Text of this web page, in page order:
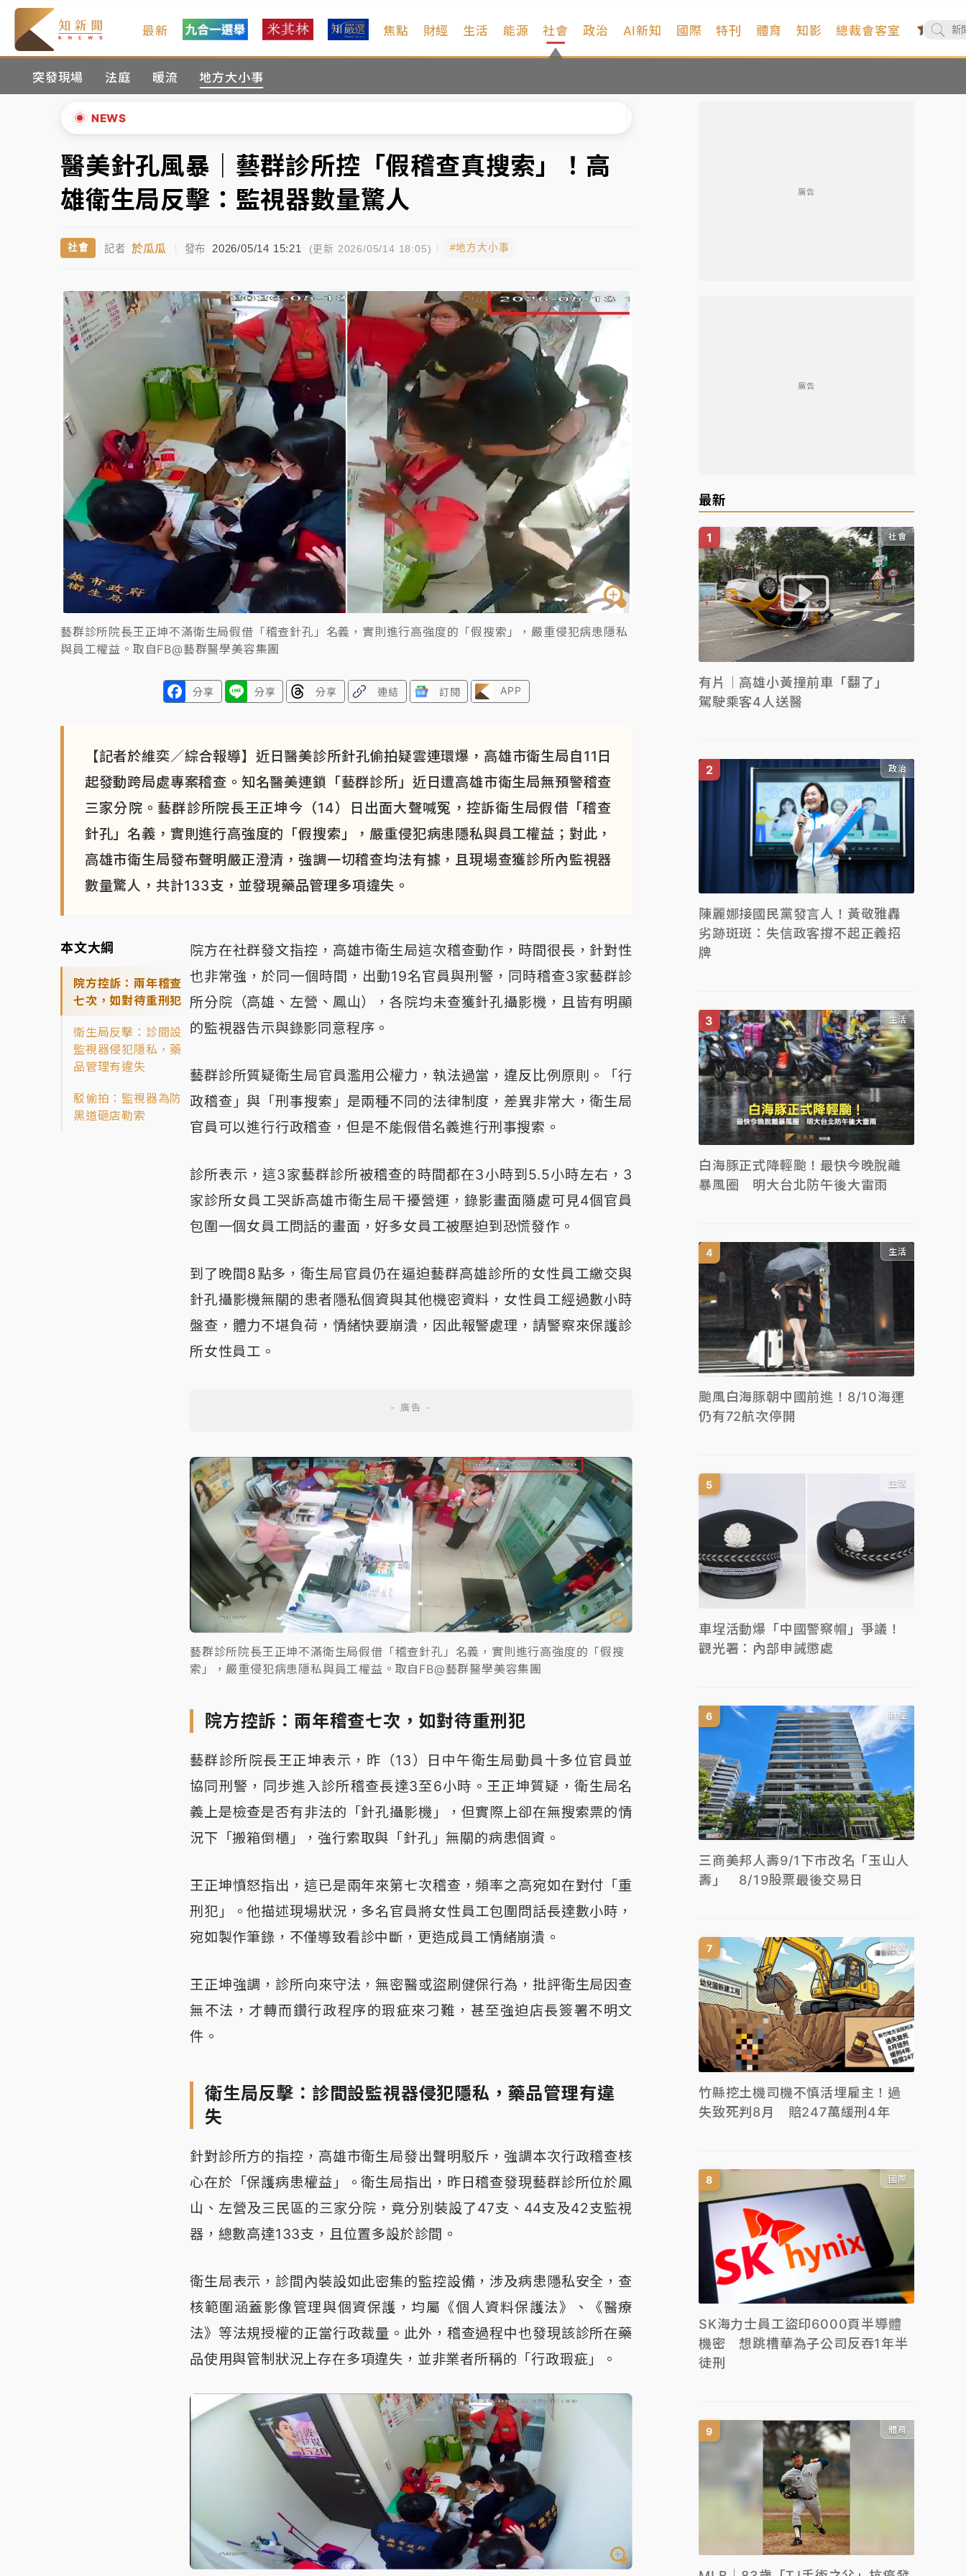
最新 焦點 財經 生活 能源 社會
突發現場 法庭 暖流 地方大小事
政治 AI新知 國際 特刊 體育 知影 總裁會客室
NEWS
日職｜ 林安可狀態正好卻因左膝疼痛下二軍 日媒感嘆「好事多磨」
韓股最壞時期已過？大摩估去槓桿完成逾半 波動率降至2個月低
「白海豚」雨炸新北！通報109件災情 侯友宜揭這類災損最多
白海豚挾豪雨狂炸新北！時雨量破百毫米 水塔、雨棚砸落毀車
日職｜ 林安可狀態正好卻因左膝疼痛下二軍 日媒感嘆「好事多磨」
「白海豚」雨炸新北！通報109件災情 侯友宜揭這類災損最多
白海豚挾豪雨狂炸新北！時雨量破百毫米 水塔、雨棚砸落毀車
▲
▼
醫美針孔風暴｜藝群診所控「假稽查真搜索」！高
雄衛生局反擊：監視器數量驚人
社會 記者 於瓜瓜 | 發布 2026/05/14 15:21 (更新 2026/05/14 18:05) #地方大小事
藝群診所院長王正坤不滿衛生局假借「稽查針孔」名義，實則進行高強度的「假搜索」，嚴重侵犯病患隱私
與員工權益。取自FB@藝群醫學美容集團
分享 分享 分享 連結 訂閱 APP
【記者於維奕／綜合報導】近日醫美診所針孔偷拍疑雲連環爆，高雄市衛生局自11日
起發動跨局處專案稽查。知名醫美連鎖「藝群診所」近日遭高雄市衛生局無預警稽查
三家分院。藝群診所院長王正坤今（14）日出面大聲喊冤，控訴衛生局假借「稽查
針孔」名義，實則進行高強度的「假搜索」，嚴重侵犯病患隱私與員工權益；對此，
高雄市衛生局發布聲明嚴正澄清，強調一切稽查均法有據，且現場查獲診所內監視器
數量驚人，共計133支，並發現藥品管理多項違失。
本文大綱
院方控訴：兩年稽查
七次，如對待重刑犯
衛生局反擊：診間設
監視器侵犯隱私，藥
品管理有違失
駁偷拍：監視器為防
黑道砸店勒索
院方在社群發文指控，高雄市衛生局這次稽查動作，時間很長，針對性
也非常強，於同一個時間，出動19名官員與刑警，同時稽查3家藝群診
所分院（高雄、左營、鳳山），各院均未查獲針孔攝影機，且皆有明顯
的監視器告示與錄影同意程序。
藝群診所質疑衛生局官員濫用公權力，執法過當，違反比例原則。「行
政稽查」與「刑事搜索」是兩種不同的法律制度，差異非常大，衛生局
官員可以進行行政稽查，但是不能假借名義進行刑事搜索。
診所表示，這3家藝群診所被稽查的時間都在3小時到5.5小時左右，3
家診所女員工哭訴高雄市衛生局干擾營運，錄影畫面隨處可見4個官員
包圍一個女員工問話的畫面，好多女員工被壓迫到恐慌發作。
到了晚間8點多，衛生局官員仍在逼迫藝群高雄診所的女性員工繳交與
針孔攝影機無關的患者隱私個資與其他機密資料，女性員工經過數小時
盤查，體力不堪負荷，情緒快要崩潰，因此報警處理，請警察來保護診
所女性員工。
藝群診所院長王正坤不滿衛生局假借「稽查針孔」名義，實則進行高強度的「假搜
索」，嚴重侵犯病患隱私與員工權益。取自FB@藝群醫學美容集團
院方控訴：兩年稽查七次，如對待重刑犯
藝群診所院長王正坤表示，昨（13）日中午衛生局動員十多位官員並
協同刑警，同步進入診所稽查長達3至6小時。王正坤質疑，衛生局名
義上是檢查是否有非法的「針孔攝影機」，但實際上卻在無搜索票的情
況下「搬箱倒櫃」，強行索取與「針孔」無關的病患個資。
王正坤憤怒指出，這已是兩年來第七次稽查，頻率之高宛如在對付「重
刑犯」。他描述現場狀況，多名官員將女性員工包圍問話長達數小時，
宛如製作筆錄，不僅導致看診中斷，更造成員工情緒崩潰。
王正坤強調，診所向來守法，無密醫或盜刷健保行為，批評衛生局因查
無不法，才轉而鑽行政程序的瑕疵來刁難，甚至強迫店長簽署不明文
件。
衛生局反擊：診間設監視器侵犯隱私，藥品管理有違
失
針對診所方的指控，高雄市衛生局發出聲明駁斥，強調本次行政稽查核
心在於「保護病患權益」。衛生局指出，昨日稽查發現藝群診所位於鳳
山、左營及三民區的三家分院，竟分別裝設了47支、44支及42支監視
器，總數高達133支，且位置多設於診間。
衛生局表示，診間內裝設如此密集的監控設備，涉及病患隱私安全，查
核範圍涵蓋影像管理與個資保護，均屬《個人資料保護法》、《醫療
法》等法規授權的正當行政裁量。此外，稽查過程中也發現該診所在藥
品使用與管制狀況上存在多項違失，並非業者所稱的「行政瑕疵」。
廣告
廣告
最新
社會
有片｜高雄小黃撞前車「翻了」
駕駛乘客4人送醫
政治
陳麗娜接國民黨發言人！黃敬雅轟
劣跡斑斑：失信政客撐不起正義招
牌
生活
白海豚正式降輕颱！最快今晚脫離
暴風圈 明大台北防午後大雷雨
生活
颱風白海豚朝中國前進！8/10海運
仍有72航次停開
生活
車埕活動爆「中國警察帽」爭議！
觀光署：內部申誡懲處
財經
三商美邦人壽9/1下市改名「玉山人
壽」 8/19股票最後交易日
社會
竹縣挖土機司機不慎活埋雇主！過
失致死判8月 賠247萬緩刑4年
國際
SK海力士員工盜印6000頁半導體
機密 想跳槽華為子公司反吞1年半
徒刑
體育